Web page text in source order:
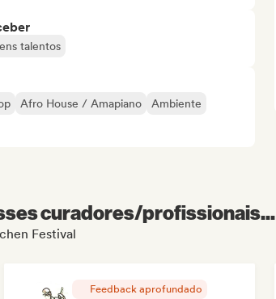
talentos
Afro House / Amapiano
Ambiente
curadores/profissionais...
Festival
Feedback aprofundado